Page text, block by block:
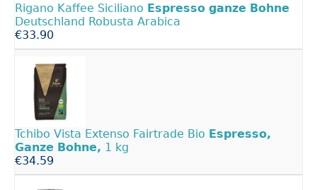
Rigano Kaffee Siciliano Espresso ganze Bohne
Deutschland Robusta Arabica
€33.90
Tchibo Vista Extenso Fairtrade Bio Espresso,
Ganze Bohne, 1 kg
€34.59